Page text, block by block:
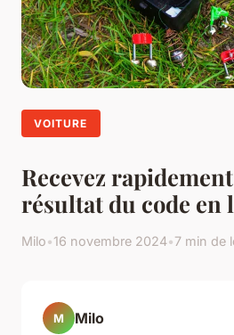
VOITURE
Recevez
résultat du code en
Milo•16 novembre 2024•7 min de
M Milo